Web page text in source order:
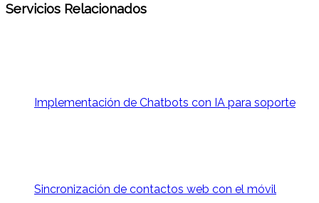
Servicios Relacionados
Implementación de Chatbots con IA para soporte
Sincronización de contactos web con el móvil